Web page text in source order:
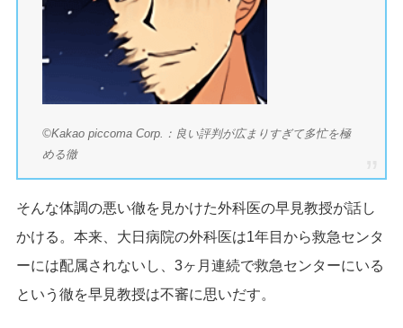
©Kakao piccoma Corp.：良い評判が広まりすぎて多忙を極
める徹
そんな体調の悪い徹を見かけた外科医の早見教授が話し
かける。本来、大日病院の外科医は1年目から救急センタ
ーには配属されないし、3ヶ月連続で救急センターにいる
という徹を早見教授は不審に思いだす。